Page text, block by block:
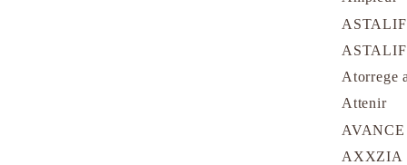
Atorrege
Attenir
AVANCE
AXXZIA